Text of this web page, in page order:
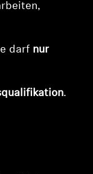
darf nur
.